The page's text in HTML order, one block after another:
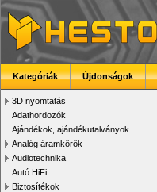
Kategóriák Újdonságok
3D nyomtatás
Adathordozók
Ajándékok, ajándékutalványok
Analóg áramkörök
Audiotechnika
Autó HiFi
Biztosítékok